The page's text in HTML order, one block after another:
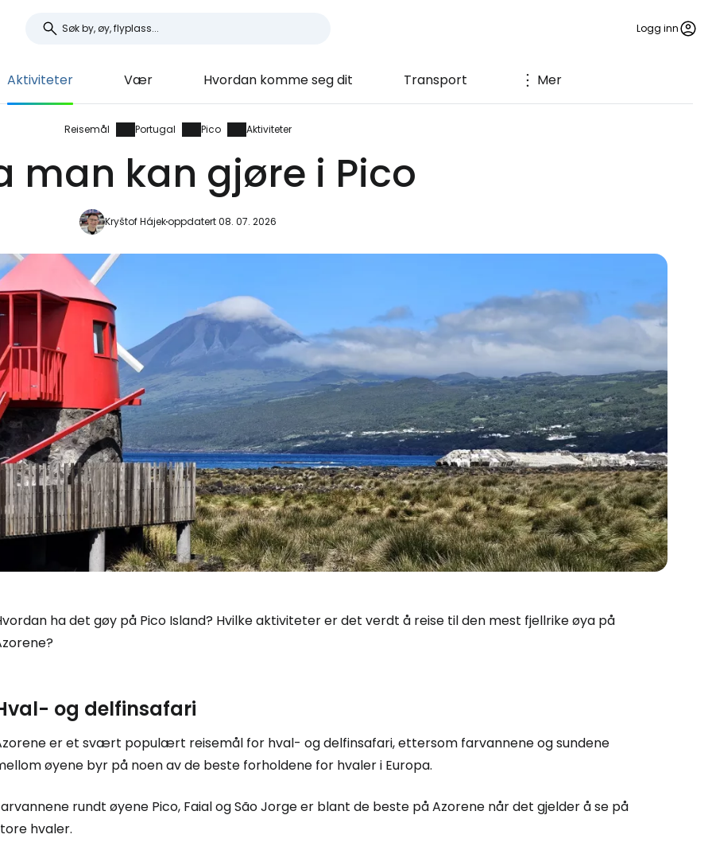
Logg inn
Aktiviteter Vær Hvordan komme seg dit Transport Mer
Reisemål Portugal Pico Aktiviteter
man kan gjøre i Pico
Kryštof Hájekoppdatert 08. 07. 2026
ha det gøy på Pico Island? Hvilke aktiviteter er det verdt å reise til den mest fjellrike øya på
og delfinsafari
er et svært populært reisemål for hval- og delfinsafari, ettersom farvannene og sundene
øyene byr på noen av de beste forholdene for hvaler i Europa.
rundt øyene Pico, Faial og São Jorge er blant de beste på Azorene når det gjelder å se på
hvaler.